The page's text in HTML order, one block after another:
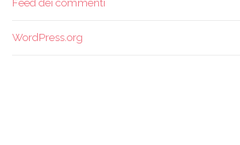
Feed dei commenti
WordPress.org